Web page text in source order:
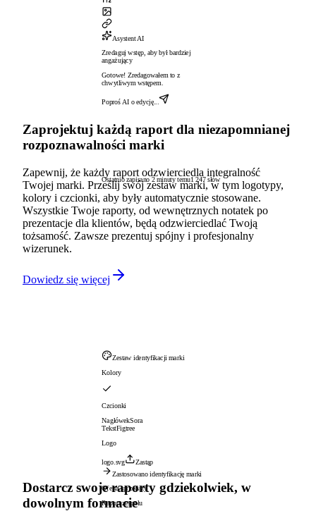
Asystent AI
Zredaguj wstęp, aby był bardziej
angażujący
Gotowe! Zredagowałem to z
chwytliwym wstępem.
Poproś AI o edycję...
Ostatnio zapisano 2 minuty temu1 247 słów
Zaprojektuj każdą raport dla niezapomnianej
rozpoznawalności marki
Zapewnij, że każdy raport odzwierciedla integralność
Twojej marki. Prześlij swój zestaw marki, w tym logotypy,
kolory i czcionki, aby były automatycznie stosowane.
Wszystkie Twoje raporty, od wewnętrznych notatek po
prezentacje dla klientów, będą odzwierciedlać Twoją
tożsamość. Zawsze prezentuj spójny i profesjonalny
wizerunek.
Dowiedz się więcej
Zestaw identyfikacji marki
Kolory
Czcionki
NagłówekSora
TekstFigtree
Logo
logo.svg
Zastąp
Zastosowano identyfikację marki
Oferta sprzedaży
Raport zespołu
Dostarcz swoje raporty gdziekolwiek, w
dowolnym formacie